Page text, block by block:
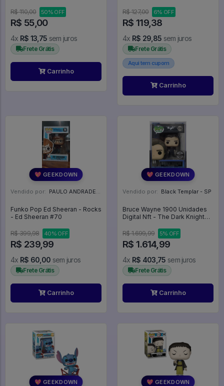
R$ 110,00 50% OFF
R$ 55,00
4x R$ 13,75 sem juros
Frete Grátis
Carrinho
R$ 127,00 6% OFF
R$ 119,38
4x R$ 29,85 sem juros
Frete Grátis
Aqui tem cupom
Carrinho
💖 GEEKDOWN
Vendido por: PAULO ANDRADE - RJ
Funko Pop Ed Sheeran - Rocks
- Ed Sheeran #70
R$ 399,98 40% OFF
R$ 239,99
4x R$ 60,00 sem juros
Frete Grátis
Carrinho
💖 GEEKDOWN
Vendido por: Black Templar - SP
Bruce Wayne 1900 Unidades
Digital Nft - The Dark Knight
R$ 1.699,99
5% OFF
R$ 1.614,99
4x R$ 403,75 sem juros
Frete Grátis
Carrinho
💖 GEEKDOWN 💖 GEEKDOWN